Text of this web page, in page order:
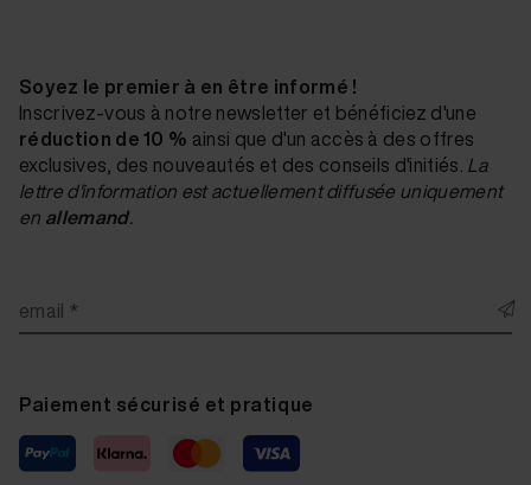
Soyez le premier à en être informé !
Inscrivez-vous à notre newsletter et bénéficiez d'une
réduction de 10 % ainsi que d'un accès à des offres
exclusives, des nouveautés et des conseils d'initiés. La
lettre d'information est actuellement diffusée uniquement
en allemand.
email *
Paiement sécurisé et pratique